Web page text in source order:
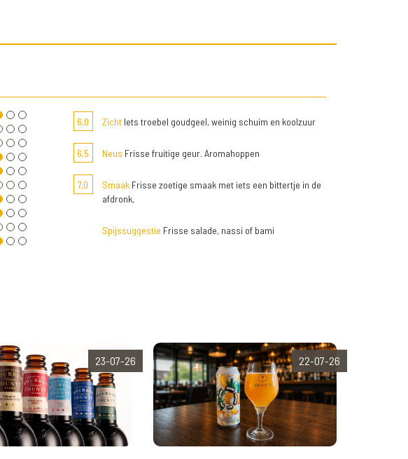
6,0 ZichtIets troebel goudgeel, weinig schuim en koolzuur
6,5 Neus Frisse fruitige geur. Aromahoppen
7,0 SmaakFrisse zoetige smaak met iets een bittertje in de
afdronk,
Spijssuggestie Frisse salade, nassi of bami
23-07-26 22-07-26